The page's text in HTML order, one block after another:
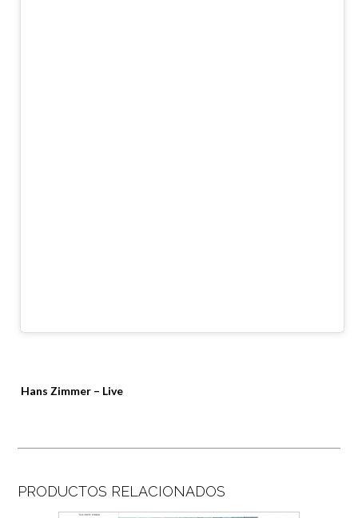
Hans Zimmer – Live
PRODUCTOS RELACIONADOS